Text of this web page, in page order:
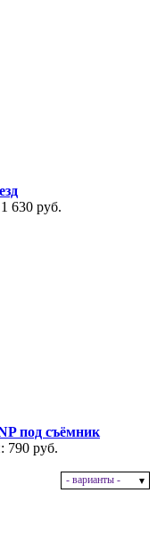
630 руб.
под съёмник
790 руб.
- варианты -